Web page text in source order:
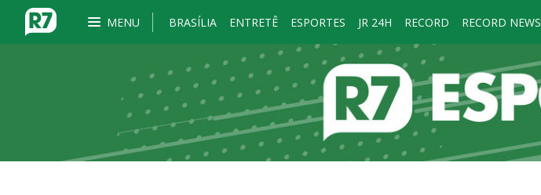
MENU BRASÍLIA ENTRETÊ ESPORTES JR 24H RECORD RECORD NEWS